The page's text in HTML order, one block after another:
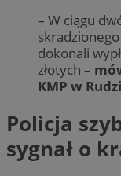
– W ciągu
dokonali
złotych –
KMP w
Policja
sygnał o